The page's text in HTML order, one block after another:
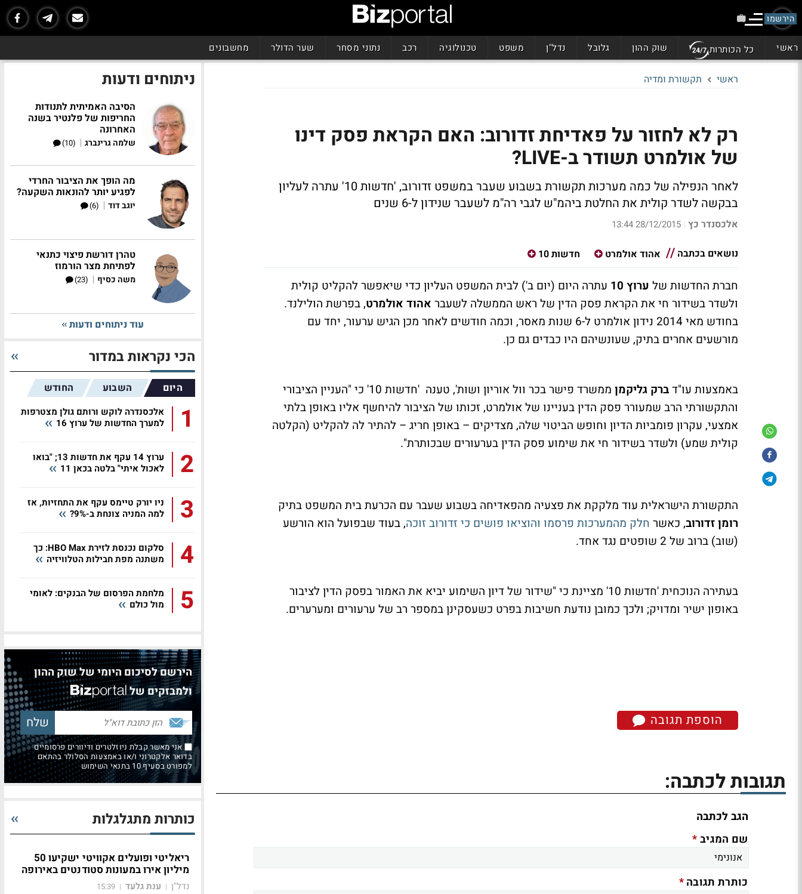
הירשמו
ראשי כל הכותרות שוק ההון גלובל נדל"ן משפט טכנולוגיה רכב נתוני מסחר שער הדולר מחשבונים
ראשי תקשורת ומדיה
רק לא לחזור על פאדיחת זדורוב: האם הקראת פסק דינו
של אולמרט תשודר ב-LIVE?
לאחר הנפילה של כמה מערכות תקשורת בשבוע שעבר במשפט זדורוב, 'חדשות 10' עתרה לעליון
בבקשה לשדר קולית את החלטת ביהמ"ש לגבי רה"מ לשעבר שנידון ל-6 שנים
אלכסנדר כץ |
28/12/2015 13:44
נושאים בכתבה אהוד אולמרט חדשות 10
חברת החדשות של ערוץ 10
עתרה היום (יום ב') לבית המשפט העליון כדי שיאפשר להקליט קולית
ולשדר בשידור חי את הקראת פסק הדין של ראש הממשלה לשעבר אהוד אולמרט, בפרשת הולילנד.
בחודש מאי 2014 נידון אולמרט ל-6 שנות מאסר, וכמה חודשים לאחר מכן הגיש ערעור, יחד עם
מורשעים אחרים בתיק, שעונשיהם היו כבדים גם כן.
באמצעות עו"דברק גליקמן
ממשרד פישר בכר וול אוריון ושות', טענה 'חדשות 10' כי "העניין הציבורי
והתקשורתי הרב שמעורר פסק הדין בעניינו של אולמרט, זכותו של הציבור להיחשף אליו באופן בלתי
אמצעי, עקרון פומביות הדיון וחופש הביטוי שלה, מצדיקים – באופן חריג – להתיר לה להקליט (הקלטה
קולית שמע) ולשדר בשידור חי את שימוע פסק הדין בערעורים שבכותרת".
התקשורת הישראלית עוד מלקקת את פצעיה מהפאדיחה בשבוע שעבר עם הכרעת בית המשפט בתיק
רומן זדורוב, כאשר חלק מהמערכות פרסמו והוציאו פושים כי זדורוב זוכה, בעוד שבפועל הוא הורשע
(שוב) ברוב של 2 שופטים נגד אחד.
בעתירה הנוכחית 'חדשות 10' מציינת כי "שידור של דיון השימוע יביא את האמור בפסק הדין לציבור
באופון ישיר ומדויק; ולכך כמובן נודעת חשיבות בפרט כשעסקינן במספר רב של ערעורים ומערערים.
הוספת תגובה
תגובות לכתבה:
הגב לכתבה
שם המגיב*
כותרת תגובה*
ניתוחים ודעות
הסיבה האמיתית לתנודות
החריפות של פלנטיר בשנה
האחרונה
שלמה גרינברג |
(10)
מה הופך את הציבור החרדי
לפגיע יותר להונאות השקעה?
יוגב דוד |
(6)
טהרן דורשת פיצוי כתנאי
לפתיחת מצר הורמוז
משה כסיף |
(23)
עוד ניתוחים ודעות
הכי נקראות במדור
היום השבוע החודש
1
אלכסנדרה לוקש ורותם גולן מצטרפות
למערך החדשות של ערוץ 16
2
ערוץ 14 עקף את חדשות 13; "בואו
לאכול איתי" בלטה בכאן 11
3
ניו יורק טיימס עקף את התחזיות, אז
למה המניה צונחת ב-9%?
4
סלקום נכנסת לזירת HBO Max: כך
משתנה מפת חבילות הטלוויזיה
5
מלחמת הפרסום של הבנקים: לאומי
מול כולם
הירשם לסיכום היומי של שוק ההון
ולמבזקים של
אני מאשר קבלת ניוזלטרים ודיוורים פרסומיים
בדואר אלקטרוני ו/או באמצעות הסלולר בהתאם
למפורט בסעיף 10 בתנאי השימוש
כותרות מתגלגלות
ריאליטי ופועלים אקוויטי ישקיעו 50
מיליון אירו במעונות סטודנטים באירופה
נדל"ן | ענת גלעד |
15:39